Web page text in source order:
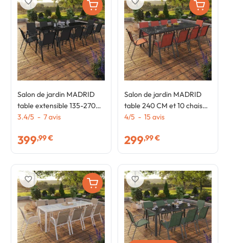
Salon de jardin MADRID
table extensible 135-270
CM et 12 chaises
3.4/5 - 7avis
399,99 €
Salon de jardin MADRID
table 240 CM et 10 chaises
empilables terracotta et
4/5 - 15 avis
299,99 €
favorite_border favorite_border